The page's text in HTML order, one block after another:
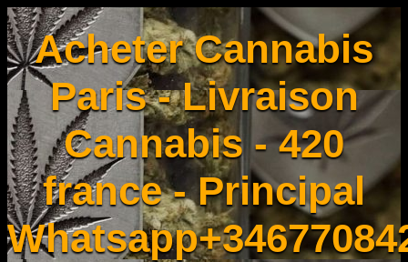
Acheter Cannabis
Paris - Livraison
Cannabis - 420
france - Principal